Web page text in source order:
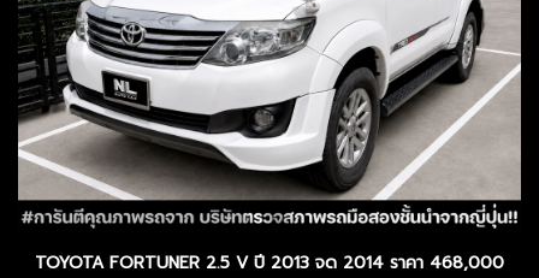
TOYOTA FORTUNER 2.5 V ปี 2013 จด 2014 ราคา 468,000